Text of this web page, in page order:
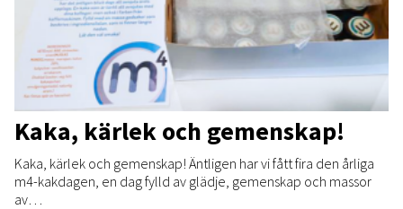
Kaka, kärlek och gemenskap!
Kaka, kärlek och gemenskap! Äntligen har vi fått fira den årliga
m4-kakdagen, en dag fylld av glädje, gemenskap och massor
av…